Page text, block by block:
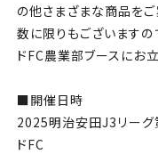
の他さまざまな商品をご
数に限りもございます
ドFC農業部ブースにお立
■開催日時
2025明治安田J3リー
ドFC